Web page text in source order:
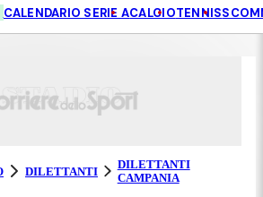
CALENDARIO SERIE ACALCIOTENNIS
DILETTANTI
DILETTANTI
CAMPANIA